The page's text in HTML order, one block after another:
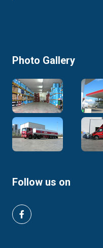
Photo Gallery
Follow us on